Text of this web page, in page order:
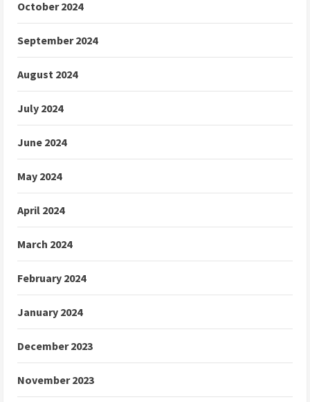
October 2024
September 2024
August 2024
July 2024
June 2024
May 2024
April 2024
March 2024
February 2024
January 2024
December 2023
November 2023